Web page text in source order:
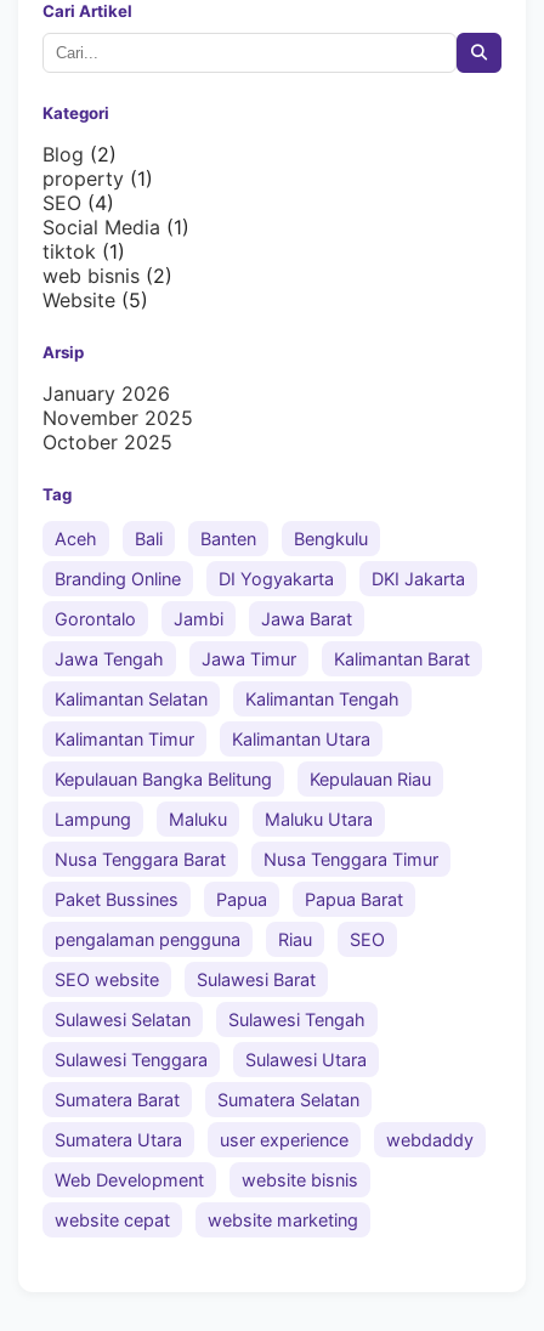
Cari Artikel
Kategori
Blog (2)
property (1)
SEO (4)
Social Media (1)
tiktok (1)
web bisnis (2)
Website (5)
Arsip
January 2026
November 2025
October 2025
Tag
Aceh Bali Banten
Bengkulu
Branding Online
DI Yogyakarta
DKI Jakarta
Gorontalo
Jambi
Jawa Barat
Jawa Tengah
Jawa Timur
Kalimantan Barat
Kalimantan Selatan
Kalimantan Tengah
Kalimantan Timur
Kalimantan Utara
Kepulauan Bangka Belitung
Kepulauan Riau
Lampung
Maluku
Maluku Utara
Nusa Tenggara Barat
Nusa Tenggara Timur
Paket Bussines
Papua
Papua Barat
pengalaman pengguna
Riau
SEO
SEO website
Sulawesi Barat
Sulawesi Selatan
Sulawesi Tengah
Sulawesi Tenggara
Sulawesi Utara
Sumatera Barat
Sumatera Selatan
Sumatera Utara
user experience
webdaddy
Web Development
website bisnis
website cepat
website marketing